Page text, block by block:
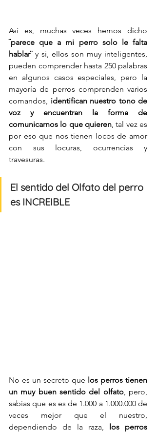
¨parece que a mi perro solo le falta
hablar¨ y si, ellos son muy inteligentes,
pueden comprender hasta 250 palabras
en algunos casos especiales, pero la
mayoría de perros comprenden varios
comandos, identifican nuestro tono de
voz y encuentran la forma de
comunicarnos lo que quieren, tal vez es
por eso que nos tienen locos de amor
con sus locuras, ocurrencias y
travesuras.
El sentido del Olfato del perro
es INCREIBLE
No es un secreto que los perros tienen
un muy buen sentido del olfato, pero,
sabías que es es de 1.000 a 1.000.000 de
veces mejor que el nuestro,
dependiendo de la raza, los perros